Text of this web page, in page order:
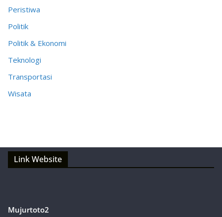
Peristiwa
Politik
Politik & Ekonomi
Teknologi
Transportasi
Wisata
Link Website
Mujurtoto2